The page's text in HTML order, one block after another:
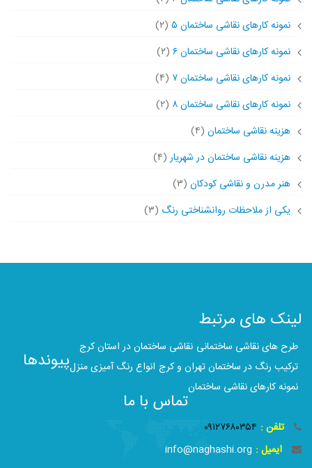
نمونه کارهای نقاشی ساختمان ۵
(۲)
نمونه کارهای نقاشی ساختمان ۶
(۲)
نمونه کارهای نقاشی ساختمان ۷
(۴)
نمونه کارهای نقاشی ساختمان ۸
(۲)
هزینه نقاشی ساختمان (۴)
هزینه نقاشی ساختمان در شهریار(۴)
هنر مدرن و نقاشی کودکان (۳)
یکی از ملاحظات روانشناختی رنگ (۳)
لینک های مرتبط
طرح های نقاشی ساختمانی نقاشی ساختمان در استان کرج
ترکیب رنگ در ساختمان تهران و کرج انواع رنگ آمیزی منزل
نمونه کارهای نقاشی ساختمان
پیوندها
تماس با ما
تلفن : ۰۹۱۲۷۶۸۰۳۵۴
ایمیل : info@naghashi.org